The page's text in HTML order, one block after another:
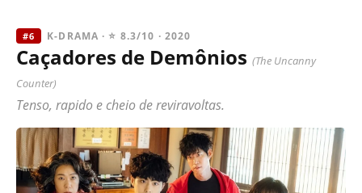
#6 K-DRAMA · ⭐ 8.3/10 · 2020
Caçadores de Demônios (The Uncanny
Counter)
Tenso, rapido e cheio de reviravoltas.